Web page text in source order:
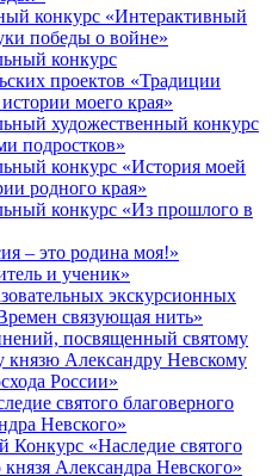
конкурс «Интерактивный
победы о войне»
конкурс
проектов «Традиции
моего края»
художественный конкурс
подростков»
конкурс «История моей
родного края»
конкурс «Из прошлого в
– это родина моя!»
и ученик»
экскурсионных
связующая нить»
посвященный святому
князю Александру Невскому
России»
святого благоверного
Невского»
Конкурс «Наследие святого
князя Александра Невского»